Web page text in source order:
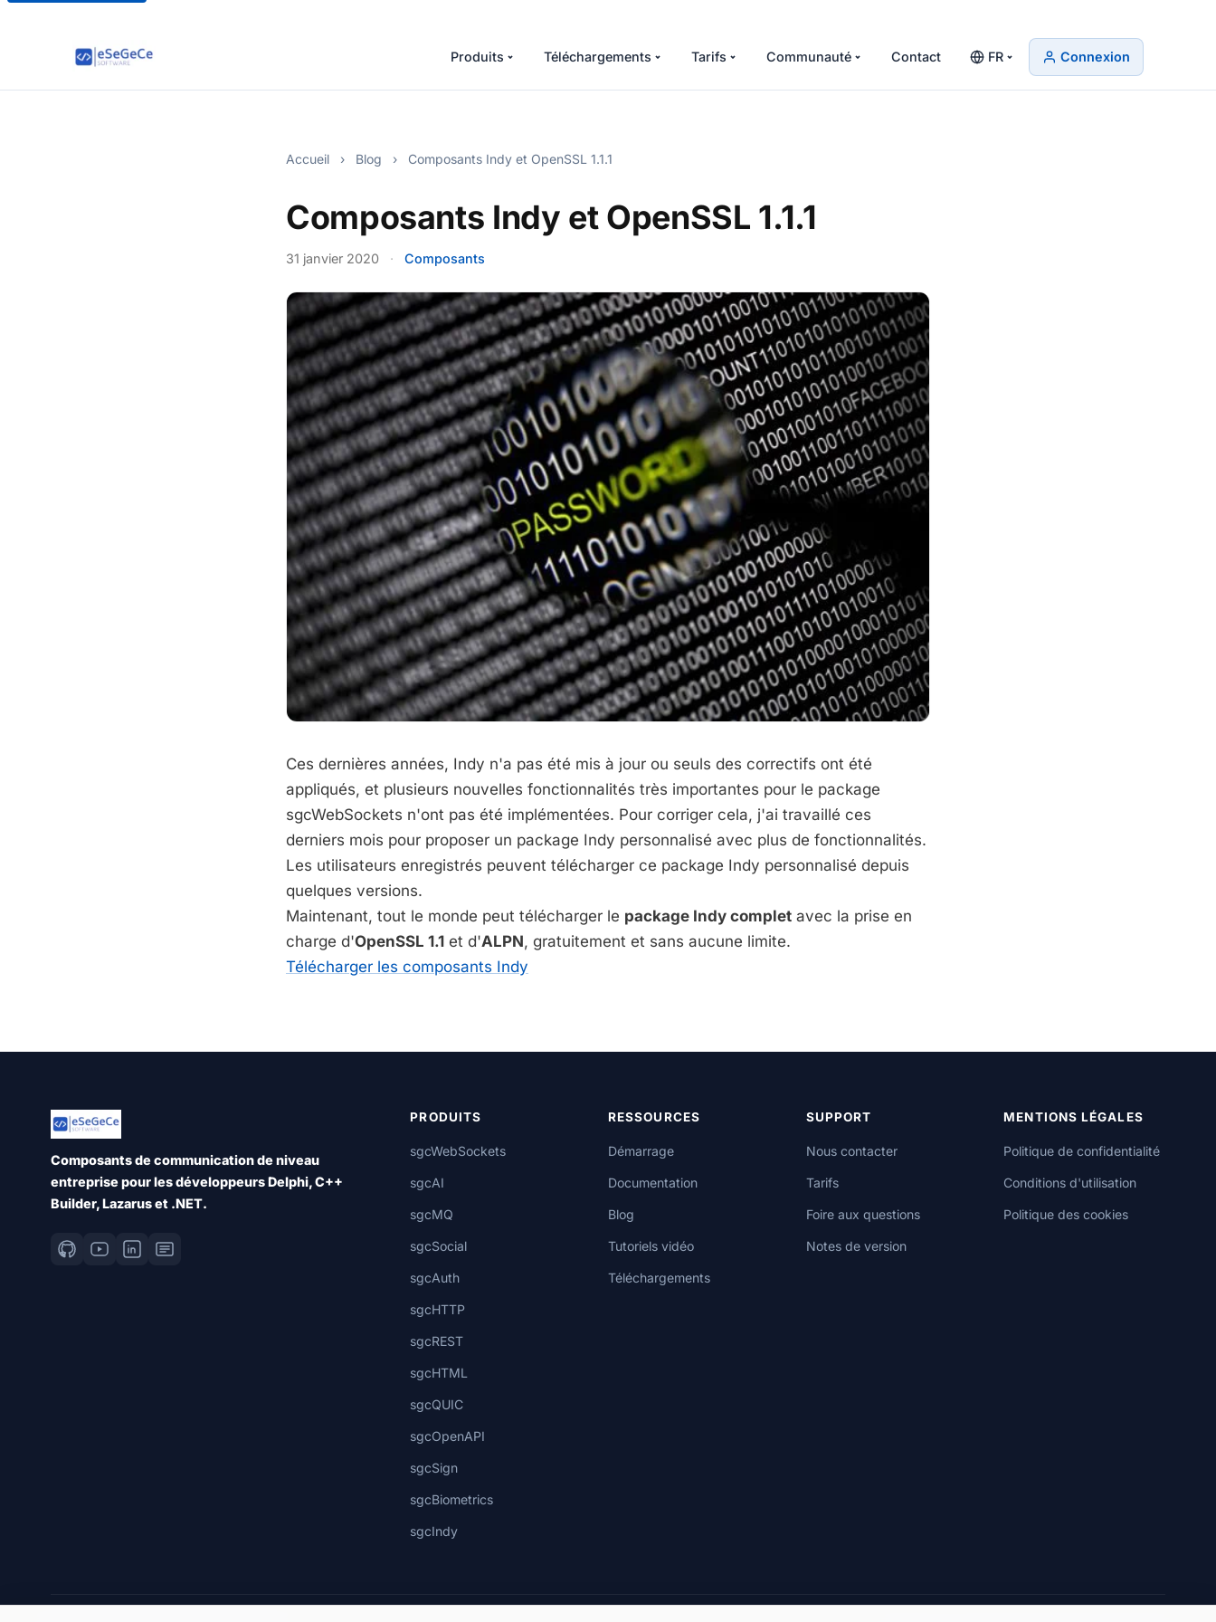
Produits Téléchargements Tarifs Communauté Contact FR Connexion
Accueil › Blog › Composants Indy et OpenSSL 1.1.1
Composants Indy et OpenSSL 1.1.1
31 janvier 2020 · Composants
Ces dernières années, Indy n'a pas été mis à jour ou seuls des correctifs ont été
appliqués, et plusieurs nouvelles fonctionnalités très importantes pour le package
sgcWebSockets n'ont pas été implémentées. Pour corriger cela, j'ai travaillé ces
derniers mois pour proposer un package Indy personnalisé avec plus de fonctionnalités.
Les utilisateurs enregistrés peuvent télécharger ce package Indy personnalisé depuis
quelques versions.
Maintenant, tout le monde peut télécharger le package Indy complet avec la prise en
charge d'OpenSSL 1.1 et d'ALPN, gratuitement et sans aucune limite.
Télécharger les composants Indy
Composants de communication de niveau
entreprise pour les développeurs Delphi, C++
Builder, Lazarus et .NET.
PRODUITS
sgcWebSockets
sgcAI
sgcMQ
sgcSocial
sgcAuth
sgcHTTP
sgcREST
sgcHTML
sgcQUIC
sgcOpenAPI
sgcSign
sgcBiometrics
sgcIndy
RESSOURCES
Démarrage
Documentation
Blog
Tutoriels vidéo
Téléchargements
SUPPORT
Nous contacter
Tarifs
Foire aux questions
Notes de version
MENTIONS LÉGALES
Politique de confidentialité
Conditions d'utilisation
Politique des cookies